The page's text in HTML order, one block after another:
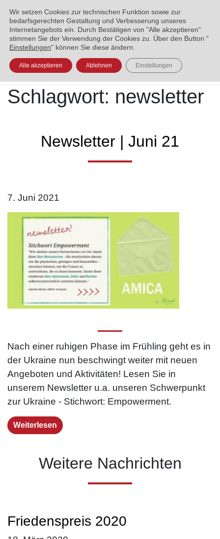
ENGLISH العربية УКРАЇНСЬКА
Schlagwort: newsletter
Newsletter | Juni 21
7. Juni 2021
Nach einer ruhigen Phase im Frühling geht es in
der Ukraine nun beschwingt weiter mit neuen
Angeboten und Aktivitäten! Lesen Sie in
unserem Newsletter u.a. unseren Schwerpunkt
zur Ukraine - Stichwort: Empowerment.
Weiterlesen
Weitere Nachrichten
Friedenspreis 2020
Wir setzen Cookies zur technischen Funktion sowie zur
bedarfsgerechten Gestaltung und Verbesserung unseres
Internetangebots ein. Durch Bestätigen von "Alle akzeptieren"
stimmen Sie der Verwendung der Cookies zu. Über den Button "
Einstellungen" können Sie diese ändern.
Alle akzeptieren Ablehnen Einstellungen